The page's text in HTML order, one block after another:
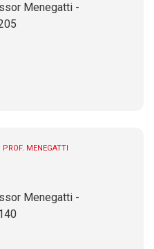
Menegatti -
MENEGATTI
Menegatti -